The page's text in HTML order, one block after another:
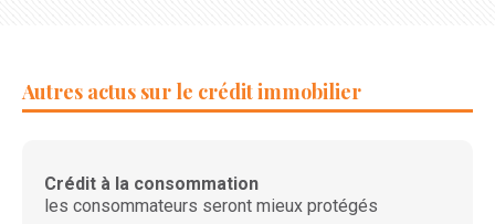
Autres actus sur le crédit immobilier
Crédit à la consommation
les consommateurs seront mieux protégés